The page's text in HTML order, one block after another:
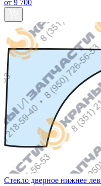
от 9 700
Стекло дверное нижнее